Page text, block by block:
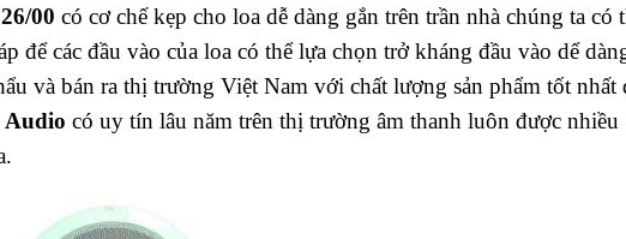
00 có cơ chế kẹp cho loa dễ dàng gắn trên trần nhà chúng ta có
để các đầu vào của loa có thể lựa chọn trở kháng đầu vào dể
và bán ra thị trường Việt Nam với chất lượng sản phẩm tốt nhất
Audio có uy tín lâu năm trên thị trường âm thanh luôn được nhiều